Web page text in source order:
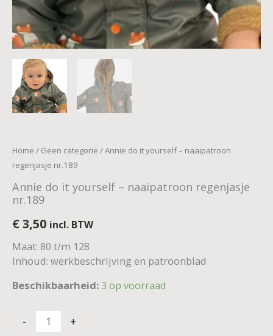
Home / Geen categorie / Annie do it yourself – naaipatroon
regenjasje nr.189
Annie do it yourself – naaipatroon regenjasje
nr.189
€3,50 incl. BTW
Maat: 80 t/m 128
Inhoud: werkbeschrijving en patroonblad
Beschikbaarheid:3 op voorraad
- +